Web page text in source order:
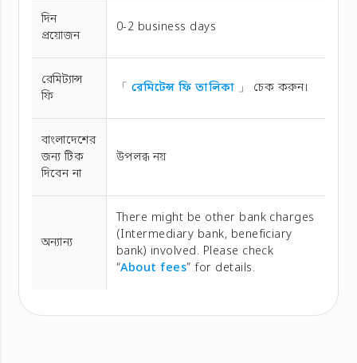
দিন
প্রয়োজন
0-2 business days
রেমিট্যান্স
ফি
「 রেমিটেন্স ফি তালিকা 」 চেক করুন।
বাংলাদেশের
জন্য টিক
দিবেন না
উপলব্ধ নয়
অন্যান্য
There might be other bank charges
(Intermediary bank, beneficiary
bank) involved. Please check
“About fees” for details.